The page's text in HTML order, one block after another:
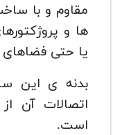
مقاوم و با
ها و
یا حتی
بدنه ی این
اتصالات آن
است.